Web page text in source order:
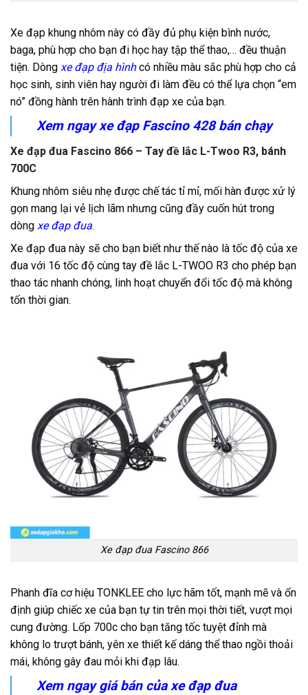
Xe đạp khung nhôm này có đầy đủ phụ kiện bình nước,
baga, phù hợp cho bạn đi học hay tập thể thao,… đều thuận
tiện. Dòng xe đạp địa hìnhcó nhiều màu sắc phù hợp cho cả
học sinh, sinh viên hay người đi làm đều có thể lựa chọn “em
nó” đồng hành trên hành trình đạp xe của bạn.
Xem ngay xe đạp Fascino 428bán chạy
Xe đạp đua Fascino 866 – Tay đề lắc L-Twoo R3, bánh
700C
Khung nhôm siêu nhẹ được chế tác tỉ mỉ, mối hàn được xử lý
gọn mang lại vẻ lịch lãm nhưng cũng đầy cuốn hút trong
dòng xe đạp đua.
Xe đạp đua này sẽ cho bạn biết như thế nào là tốc độ của xe
đua với 16 tốc độ cùng tay đề lắc L-TWOO R3 cho phép bạn
thao tác nhanh chóng, linh hoạt chuyển đổi tốc độ mà không
tốn thời gian.
Xe đạp đua Fascino 866
Phanh đĩa cơ hiệu TONKLEE cho lực hãm tốt, mạnh mẽ và ổn
định giúp chiếc xe của bạn tự tin trên mọi thời tiết, vượt mọi
cung đường. Lốp 700c cho bạn tăng tốc tuyệt đỉnh mà
không lo trượt bánh, yên xe thiết kế dáng thể thao ngồi thoải
mái, không gây đau mỏi khi đạp lâu.
Xem ngay giá bán củaxe đạp đua